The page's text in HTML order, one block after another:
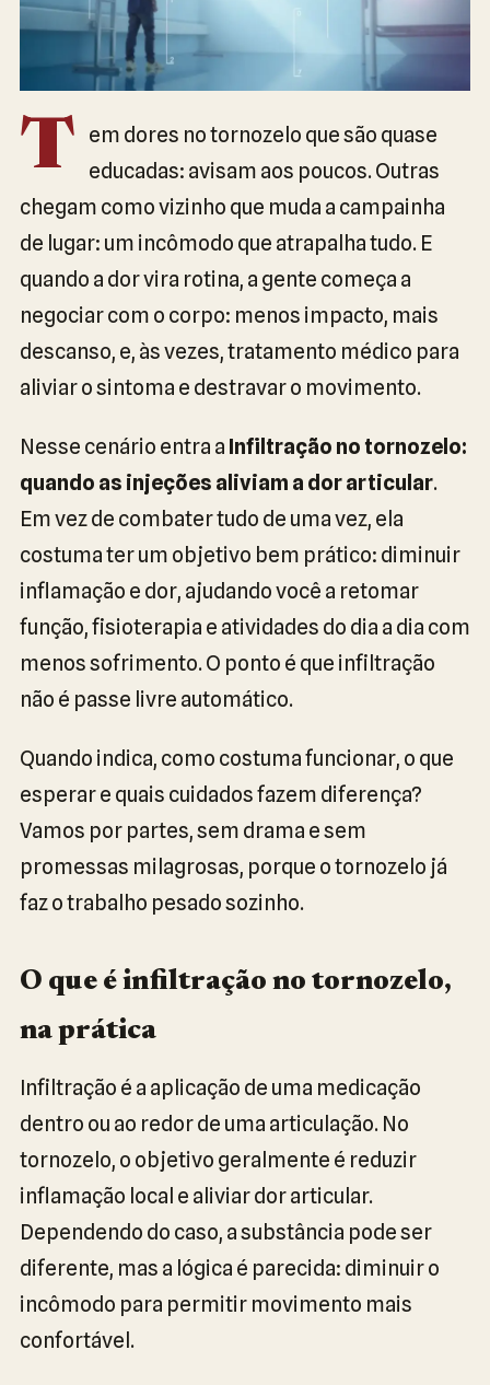
T
em dores no tornozelo que são quase
educadas: avisam aos poucos. Outras
chegam como vizinho que muda a campainha
de lugar: um incômodo que atrapalha tudo. E
quando a dor vira rotina, a gente começa a
negociar com o corpo: menos impacto, mais
descanso, e, às vezes, tratamento médico para
aliviar o sintoma e destravar o movimento.
Nesse cenário entra a Infiltração no tornozelo:
quando as injeções aliviam a dor articular.
Em vez de combater tudo de uma vez, ela
costuma ter um objetivo bem prático: diminuir
inflamação e dor, ajudando você a retomar
função, fisioterapia e atividades do dia a dia com
menos sofrimento. O ponto é que infiltração
não é passe livre automático.
Quando indica, como costuma funcionar, o que
esperar e quais cuidados fazem diferença?
Vamos por partes, sem drama e sem
promessas milagrosas, porque o tornozelo já
faz o trabalho pesado sozinho.
O que é infiltração no tornozelo,
na prática
Infiltração é a aplicação de uma medicação
dentro ou ao redor de uma articulação. No
tornozelo, o objetivo geralmente é reduzir
inflamação local e aliviar dor articular.
Dependendo do caso, a substância pode ser
diferente, mas a lógica é parecida: diminuir o
incômodo para permitir movimento mais
confortável.